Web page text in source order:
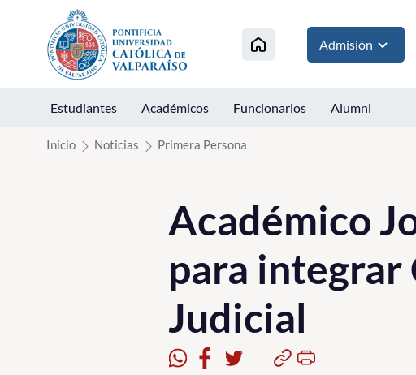
Click acá para ir directamente al contenido
Admisión
Estudiantes Académicos Funcionarios Alumni
Inicio Noticias Primera Persona
Académico
para integrar
Judicial